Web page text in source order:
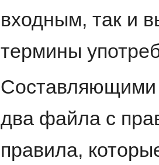
входным, так и
термины
Составляющими
два файла с
правила,